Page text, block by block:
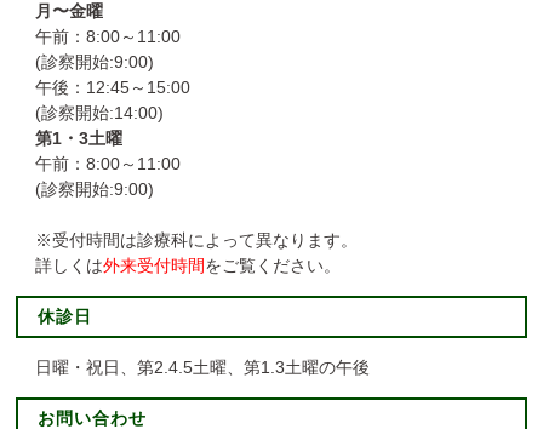
月〜金曜
午前：8:00～11:00
(診察開始:9:00)
午後：12:45～15:00
(診察開始:14:00)
第1・3土曜
午前：8:00～11:00
(診察開始:9:00)
※受付時間は診療科によって異なります。
詳しくは外来受付時間をご覧ください。
休診日
日曜・祝日、第2.4.5土曜、第1.3土曜の午後
お問い合わせ